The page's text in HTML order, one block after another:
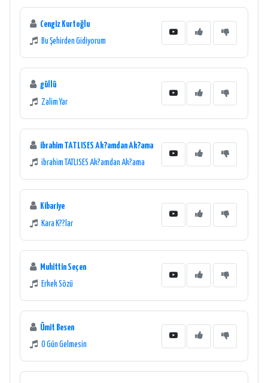
Cengiz Kurtoğlu
Bu Şehirden Gidiyorum
güllü
Zalim Yar
ibrahim TATLISES Ak?amdan Ak?ama
ibrahim TATLISES Ak?amdan Ak?ama
Kibariye
Kara K??lar
Muhittin Seçen
Erkek Sözü
Ümit Besen
O Gün Gelmesin